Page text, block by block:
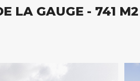
LA GAUGE - 741 M2